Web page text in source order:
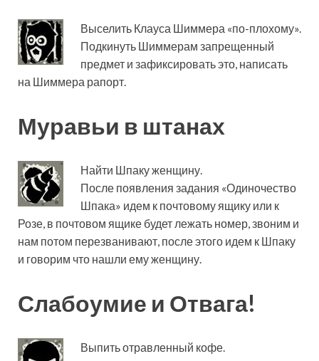
Выселить Клауса Шиммера «по-плохому».
Подкинуть Шиммерам запрещенный
предмет и зафиксировать это, написать
на Шиммера рапорт.
Муравьи в штанах
Найти Шпаку женщину.
После появления задания «Одиночество
Шпака» идем к почтовому ящику или к
Розе, в почтовом ящике будет лежать номер, звоним и
нам потом перезванивают, после этого идем к Шпаку
и говорим что нашли ему женщину.
Слабоумие и Отвага!
Выпить отравленный кофе.